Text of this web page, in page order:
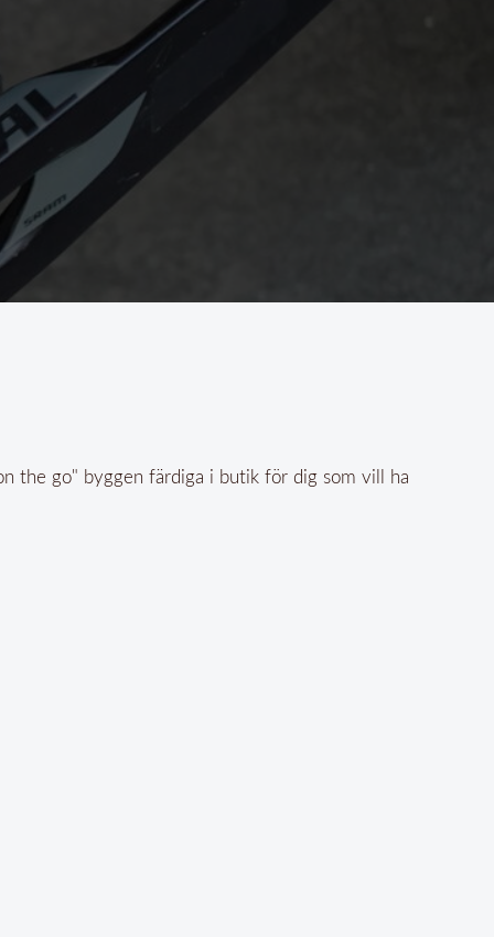
the go" byggen färdiga i butik för dig som vill ha